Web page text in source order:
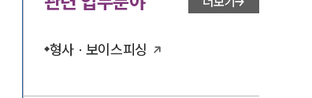
형사 · 보이스피싱